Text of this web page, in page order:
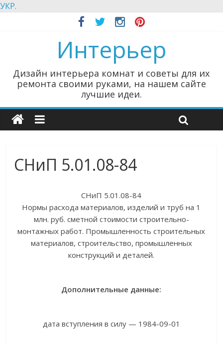
УКР.
Интерьер
Дизайн интерьера комнат и советы для их
ремонта своими руками, на нашем сайте
лучшие идеи.
СНиП 5.01.08-84
СНиП 5.01.08-84
Нормы расхода материалов, изделий и труб на 1
млн. руб. сметной стоимости строительно-
монтажных работ. Промышленность строительных
материалов, строительство, промышленных
конструкций и деталей.
Дополнительные данные:
дата вступления в силу — 1984-09-01